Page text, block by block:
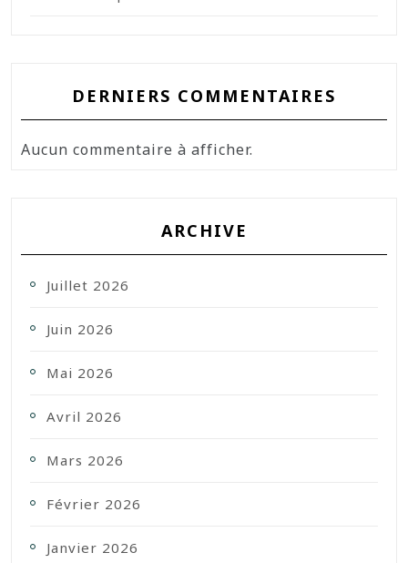
DERNIERS COMMENTAIRES
Aucun commentaire à afficher.
ARCHIVE
Juillet 2026
Juin 2026
Mai 2026
Avril 2026
Mars 2026
Février 2026
Janvier 2026